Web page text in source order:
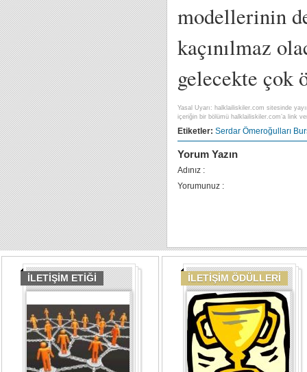
modellerinin
kaçınılmaz
gelecekte çok
Yasal Uyarı: halklailiskiler.com sitesinde
içeriğin bir bölümü halklailiskiler.com’a link
Etiketler: Serdar Ömeroğulları
Yorum Yazın
Adınız :
Yorumunuz :
İLETİŞİM ETİĞİ İLETİŞİM ÖDÜLLERİ